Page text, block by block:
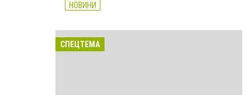
НОВИНИ
СПЕЦТЕМА